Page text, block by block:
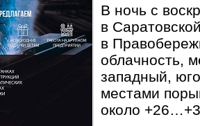
В ночь с
в
в
облачность,
западный,
местами
около